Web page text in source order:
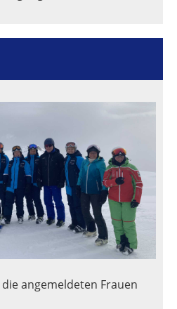
angemeldeten Frauen